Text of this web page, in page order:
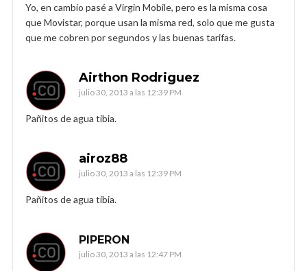
Yo, en cambio pasé a Virgin Mobile, pero es la misma cosa
que Movistar, porque usan la misma red, solo que me gusta
que me cobren por segundos y las buenas tarifas.
Airthon Rodriguez
julio 30, 2013 a las 12:39 PM
Pañitos de agua tibia.
airoz88
julio 30, 2013 a las 12:39 PM
Pañitos de agua tibia.
PIPERON
julio 30, 2013 a las 12:47 PM